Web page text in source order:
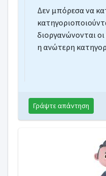
Δεν μπόρεσα να
διοργανώνονται
η ανώτερη
Γράψτε απάντηση